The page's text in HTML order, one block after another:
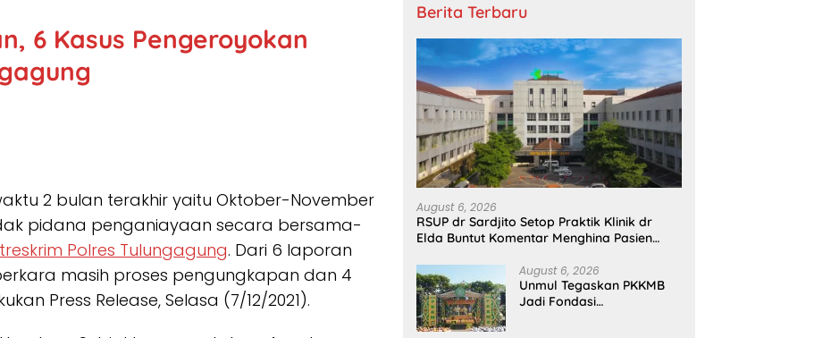
6 Kasus Pengeroyokan
2 bulan terakhir yaitu Oktober-November
pidana penganiayaan secara bersama-
Polres Tulungagung. Dari 6 laporan
masih proses pengungkapan dan 4
Press Release, Selasa (7/12/2021).
Berita Terbaru
August 6, 2026
RSUP dr Sardjito Setop Praktik Klinik dr
Elda Buntut Komentar Menghina Pasien
August 6, 2026
Unmul Tegaskan PKKMB
Jadi Fondasi